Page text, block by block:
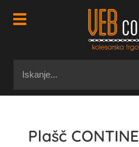
Plašč